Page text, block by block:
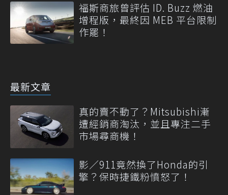
福斯商旅曾評估 ID. Buzz 燃油
增程版，最終因 MEB 平台限制
作罷！
最新文章
真的賣不動了？Mitsubishi漸
遭經銷商淘汰，並且專注二手
市場尋商機！
影／911竟然換了Honda的引
擎？保時捷鐵粉憤怒了！